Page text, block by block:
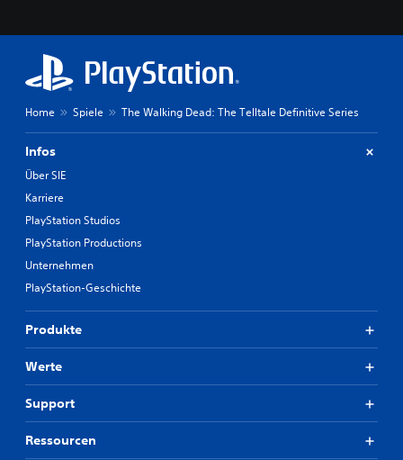
Home Spiele The Walking Dead: The Telltale Definitive Series
Infos
Über SIE
Karriere
PlayStation Studios
PlayStation Productions
Unternehmen
PlayStation-Geschichte
Produkte
Werte
Support
Ressourcen